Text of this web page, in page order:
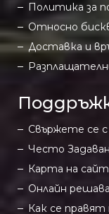
Политика за
Относно
Доставка и
Свържете се с
Често
Карта на
Онлайн
Как се правят